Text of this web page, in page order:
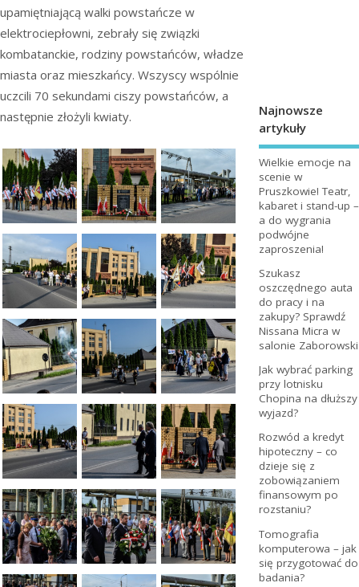
upamiętniającą walki powstańcze w
elektrociepłowni, zebrały się związki
kombatanckie, rodziny powstańców, władze
miasta oraz mieszkańcy. Wszyscy wspólnie
uczcili 70 sekundami ciszy powstańców, a
następnie złożyli kwiaty.
Najnowsze
artykuły
Wielkie emocje na
scenie w
Pruszkowie! Teatr,
kabaret i stand-up –
a do wygrania
podwójne
zaproszenia!
Szukasz
oszczędnego auta
do pracy i na
zakupy? Sprawdź
Nissana Micra w
salonie Zaborowski
Jak wybrać parking
przy lotnisku
Chopina na dłuższy
wyjazd?
Rozwód a kredyt
hipoteczny – co
dzieje się z
zobowiązaniem
finansowym po
rozstaniu?
Tomografia
komputerowa – jak
się przygotować do
badania?